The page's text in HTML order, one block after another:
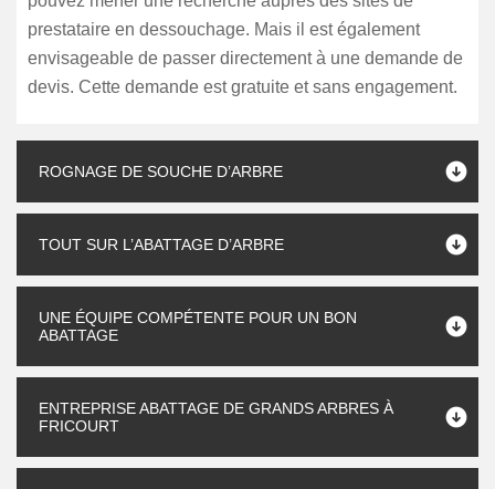
prestataire en dessouchage. Mais il est également
envisageable de passer directement à une demande de
devis. Cette demande est gratuite et sans engagement.
ROGNAGE DE SOUCHE D’ARBRE
TOUT SUR L’ABATTAGE D’ARBRE
UNE ÉQUIPE COMPÉTENTE POUR UN BON
ABATTAGE
ENTREPRISE ABATTAGE DE GRANDS ARBRES À
FRICOURT